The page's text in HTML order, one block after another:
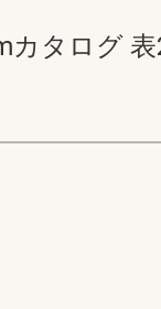
カタログ